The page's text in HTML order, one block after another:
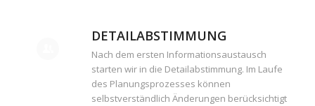
DETAILABSTIMMUNG
Nach dem ersten Informationsaustausch
starten wir in die Detailabstimmung. Im Laufe
des Planungsprozesses können
selbstverständlich Änderungen berücksichtigt